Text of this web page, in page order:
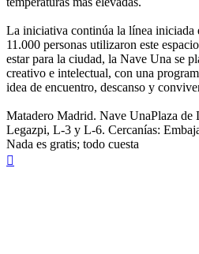
La iniciativa continúa la línea iniciada
11.000 personas utilizaron este
estar para la ciudad, la Nave Una se
creativo e intelectual, con una
idea de encuentro, descanso y
Matadero Madrid. Nave UnaPlaza
Legazpi, L-3 y L-6. Cercanías:
Nada es gratis; todo cuesta